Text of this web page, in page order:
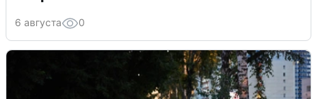
6 августа 0